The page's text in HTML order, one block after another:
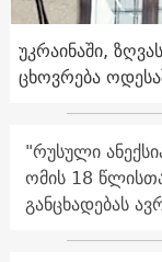
უკრაინაში,
ცხოვრება
"რუსული
ომის 18
განცხადებას